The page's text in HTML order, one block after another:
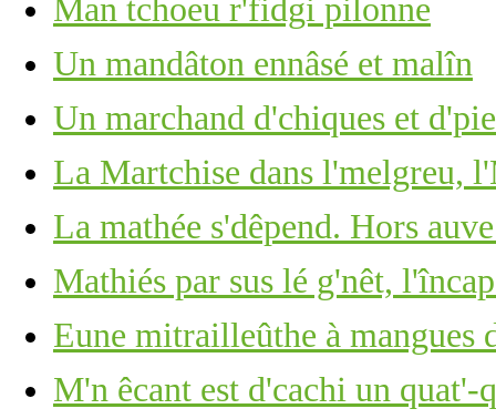
Man tchoeu r'fidgi pilonne
Un mandâton ennâsé et malîn
Un marchand d'chiques et
La Martchise dans l'melgreu,
La mathée s'dêpend. Hors
Mathiés par sus lé g'nêt,
Eune mitrailleûthe à mangues
M'n êcant est d'cachi un quat'-